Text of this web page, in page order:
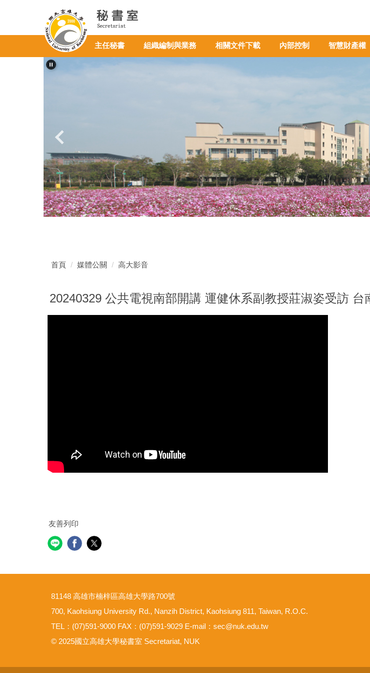
主任秘書 組織編制與業務 相關文件下載 內部控制 智慧財產權
首頁 媒體公關 高大影音
20240329 公共電視南部開講 運健休系副教授莊淑姿受訪 台
友善列印
81148 高雄市楠梓區高雄大學路700號
700, Kaohsiung University Rd., Nanzih District, Kaohsiung 811, Taiwan, R.O.C.
TEL：(07)591-9000 FAX：(07)591-9029 E-mail：sec@nuk.edu.tw
© 2025國立高雄大學秘書室 Secretariat, NUK